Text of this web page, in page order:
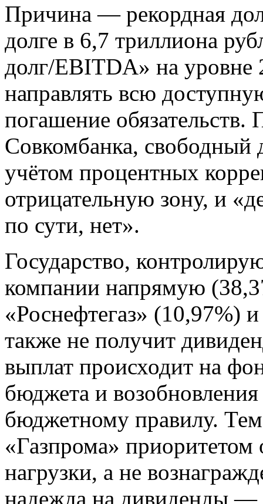
Причина — рекордная
долге в 6,7 триллиона
долг/EBITDA» на
направлять всю
погашение обязательств.
Совкомбанка, свободный
учётом процентных
отрицательную зону, и
по сути, нет».
Государство,
компании напрямую
«Роснефтегаз» (10,97%)
также не получит
выплат происходит на
бюджета и
бюджетному правилу.
«Газпрома» приоритетом
нагрузки, а не
надежда на дивиденды —